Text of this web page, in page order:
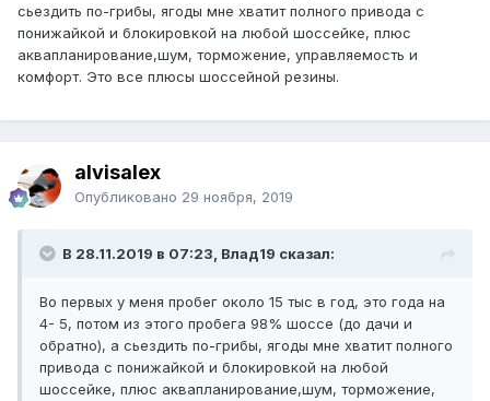
сьездить по-грибы, ягоды мне хватит полного привода с
понижайкой и блокировкой на любой шоссейке, плюс
аквапланирование,шум, торможение, управляемость и
комфорт. Это все плюсы шоссейной резины.
alvisalex
Опубликовано 29 ноября, 2019
В 28.11.2019 в 07:23, Влад19 сказал:
Во первых у меня пробег около 15 тыс в год, это года на
4- 5, потом из этого пробега 98% шоссе (до дачи и
обратно), а сьездить по-грибы, ягоды мне хватит полного
привода с понижайкой и блокировкой на любой
шоссейке, плюс аквапланирование,шум, торможение,